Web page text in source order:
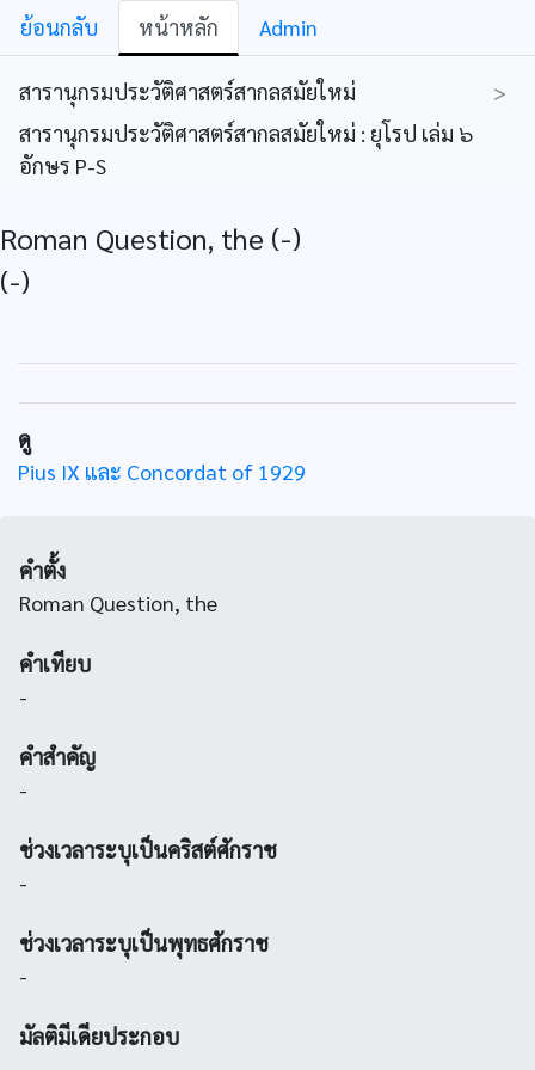
ย้อนกลับ หน้าหลัก Admin
สารานุกรมประวัติศาสตร์สากลสมัยใหม่
>
สารานุกรมประวัติศาสตร์สากลสมัยใหม่ : ยุโรป เล่ม ๖
อักษร P-S
Roman Question, the (-)
(-)
ดู
Pius IX และ Concordat of 1929
คำตั้ง
Roman Question, the
คำเทียบ
-
คำสำคัญ
-
ช่วงเวลาระบุเป็นคริสต์ศักราช
-
ช่วงเวลาระบุเป็นพุทธศักราช
-
มัลติมีเดียประกอบ